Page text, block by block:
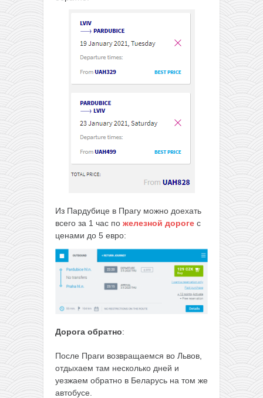
Из Пардубице в Прагу можно доехать
всего за 1 час по железной дороге с
ценами до 5 евро:
Дорога обратно:
После Праги возвращаемся во Львов,
отдыхаем там несколько дней и
уезжаем обратно в Беларусь на том же
автобусе.